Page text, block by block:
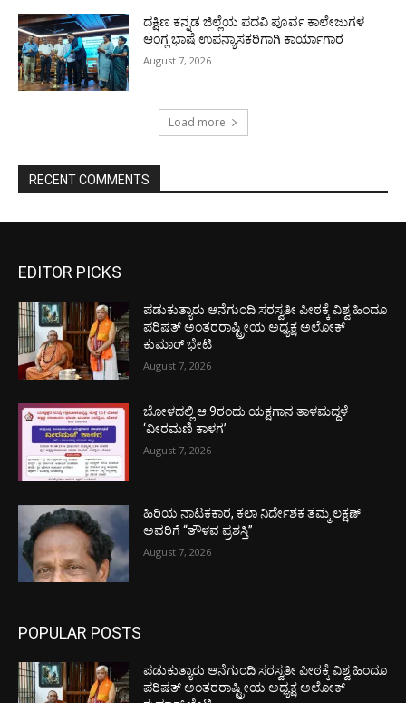
ದಕ್ಷಿಣ ಕನ್ನಡ ಜಿಲ್ಲೆಯ ಪದವಿ ಪೂರ್ವ ಕಾಲೇಜುಗಳ
ಆಂಗ್ಲ ಭಾಷೆ ಉಪನ್ಯಾಸಕರಿಗಾಗಿ ಕಾರ್ಯಾಗಾರ
August 7, 2026
Load more
RECENT COMMENTS
EDITOR PICKS
ಪಡುಕುತ್ಯಾರು ಆನೆಗುಂದಿ ಸರಸ್ವತೀ ಪೀಠಕ್ಕೆ ವಿಶ್ವ ಹಿಂದೂ
ಪರಿಷತ್ ಅಂತರರಾಷ್ಟ್ರೀಯ ಅಧ್ಯಕ್ಷ ಅಲೋಕ್
ಕುಮಾರ್ ಭೇಟಿ
August 7, 2026
ಬೋಳದಲ್ಲಿ ಆ.9ರಂದು ಯಕ್ಷಗಾನ ತಾಳಮದ್ದಳೆ
‘ವೀರಮಣಿ ಕಾಳಗ’
August 7, 2026
ಹಿರಿಯ ನಾಟಕಕಾರ, ಕಲಾ ನಿರ್ದೇಶಕ ತಮ್ಮ ಲಕ್ಷಣ್
ಅವರಿಗೆ “ತೌಳವ ಪ್ರಶಸ್ತಿ”
August 7, 2026
POPULAR POSTS
ಪಡುಕುತ್ಯಾರು ಆನೆಗುಂದಿ ಸರಸ್ವತೀ ಪೀಠಕ್ಕೆ ವಿಶ್ವ ಹಿಂದೂ
ಪರಿಷತ್ ಅಂತರರಾಷ್ಟ್ರೀಯ ಅಧ್ಯಕ್ಷ ಅಲೋಕ್